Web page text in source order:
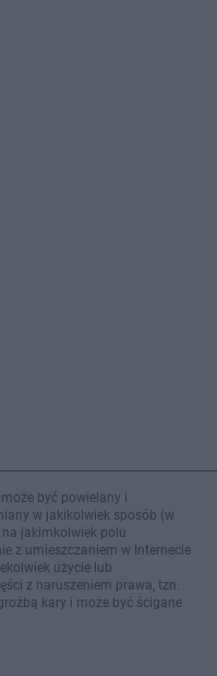
być powielany i
w jakikolwiek sposób (w
jakimkolwiek polu
z umieszczaniem w Internecie
użycie lub
z naruszeniem prawa, tzn.
kary i może być ścigane